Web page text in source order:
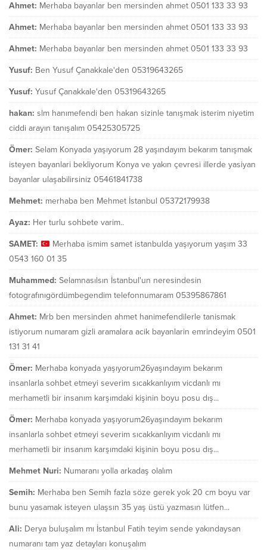
Ahmet: Merhaba bayanlar ben mersinden ahmet 0501 133 33 93
Ahmet: Merhaba bayanlar ben mersinden ahmet 0501 133 33 93
Ahmet: Merhaba bayanlar ben mersinden ahmet 0501 133 33 93
Yusuf: Ben Yusuf Çanakkale'den 05319643265
Yusuf: Yusuf Çanakkale'den 05319643265
hakan: slm hanımefendi ben hakan sizinle tanışmak isterim niyetim
ciddi arayın tanışalım 05425305725
Ömer: Selam Konyada yaşıyorum 28 yaşındayım bekarım tanışmak
isteyen bayanlari bekliyorum Konya ve yakın çevresi illerde yasiyan
bayanlar ulaşabilirsiniz 05461841738
Mehmet: merhaba ben Mehmet İstanbul 05372179938
Ayaz: Her turlu sohbete varim..
SAMET:
Merhaba ismim samet istanbulda yaşıyorum yaşım 33
0543 160 01 35
Muhammed: Selamnasılsın İstanbul'un neresindesin
fotografınıgördümbegendim telefonnumaram 05395867861
Ahmet: Mrb ben mersinden ahmet hanimefendilerle tanismak
istiyorum numaram gizli aramalara acik bayanlarin emrindeyim 0501
131 31 41
Ömer: Merhaba konyada yaşıyorum26yaşındayım bekarım
insanlarla sohbet etmeyi severim sıcakkanlıyım vicdanlı mı
merhametli bir insanım karşımdaki kişinin boyu posu dış...
Ömer: Merhaba konyada yaşıyorum26yaşındayım bekarım
insanlarla sohbet etmeyi severim sıcakkanlıyım vicdanlı mı
merhametli bir insanım karşımdaki kişinin boyu posu dış...
Mehmet Nuri: Numaranı yolla arkadaş olalım
Semih: Merhaba ben Semih fazla söze gerek yok 20 cm boyu var
bunu yasamak isteyen ulaşsın 35 yaş üstü yazmasın lütfen...
Ali: Derya buluşalım mı İstanbul Fatih teyim sende yakındaysan
numaranı tam yaz detayları konuşalım